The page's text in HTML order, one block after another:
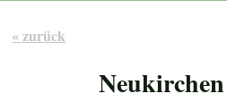
« zurück